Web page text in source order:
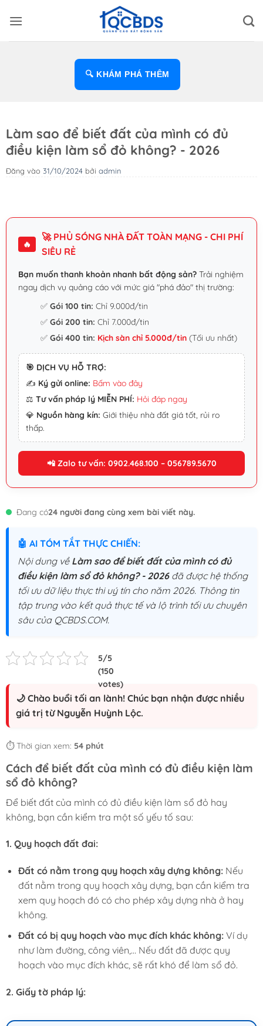
qua
🔍 KHÁM PHÁ THÊM
Làm sao để biết đất của mình có đủ
điều kiện làm sổ đỏ không? - 2026
Đăng vào 31/10/2024 bởi admin
🔥
🚀 PHỦ SÓNG NHÀ ĐẤT TOÀN MẠNG - CHI PHÍ
SIÊU RẺ
Bạn muốn thanh khoản nhanh bất động sản? Trải nghiệm
ngay dịch vụ quảng cáo với mức giá "phá đảo" thị trường:
✅Gói 100 tin: Chỉ 9.000đ/tin
✅Gói 200 tin: Chỉ 7.000đ/tin
✅Gói 400 tin: Kịch sàn chỉ 5.000đ/tin (Tối ưu nhất)
🎯 DỊCH VỤ HỖ TRỢ:
✍️ Ký gửi online: Bấm vào đây
⚖️ Tư vấn pháp lý MIỄN PHÍ: Hỏi đáp ngay
💎 Nguồn hàng kín: Giới thiệu nhà đất giá tốt, rủi ro
thấp.
📲 Zalo tư vấn: 0902.468.100 – 056789.5670
Đang có24 người đang cùng xem bài viết này.
🤖 AI TÓM TẮT THỰC CHIẾN:
Nội dung về Làm sao để biết đất của mình có đủ
điều kiện làm sổ đỏ không? - 2026đã được hệ thống
tối ưu dữ liệu thực thi uý tín cho năm 2026. Thông tin
tập trung vào kết quả thực tế và lộ trình tối ưu chuyên
sâu của QCBDS.COM.
🌙 Chào buổi tối an lành! Chúc bạn nhận được nhiều
giá trị từ Nguyễn Huỳnh Lộc.
⏱️ Thời gian xem: 54 phút
Cách để biết đất của mình có đủ điều kiện làm
sổ đỏ không?
Để biết đất của mình có đủ điều kiện làm sổ đỏ hay
không, bạn cần kiểm tra một số yếu tố sau:
1. Quy hoạch đất đai:
Đất có nằm trong quy hoạch xây dựng không:Nếu
đất nằm trong quy hoạch xây dựng, bạn cần kiểm tra
xem quy hoạch đó có cho phép xây dựng nhà ở hay
không.
Đất có bị quy hoạch vào mục đích khác không:Ví dụ
như làm đường, công viên,… Nếu đất đã được quy
hoạch vào mục đích khác, sẽ rất khó để làm sổ đỏ.
2. Giấy tờ pháp lý: